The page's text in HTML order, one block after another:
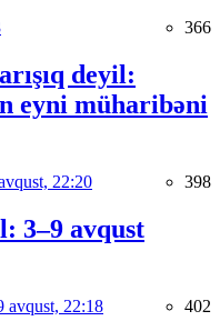
366
deyil:
eyni müharibəni
22:20 398
3–9 avqust
avqust, 22:18 402